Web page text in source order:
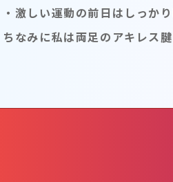
・激しい運動の前日はしっか
ちなみに私は両足のアキレス腱